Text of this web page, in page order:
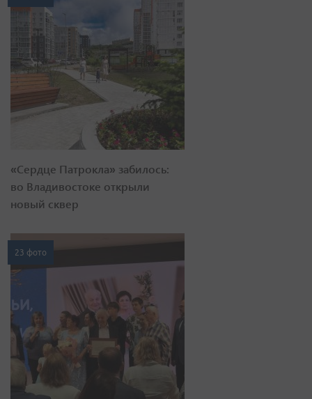
«Сердце Патрокла» забилось:
во Владивостоке открыли
новый сквер
23 фото